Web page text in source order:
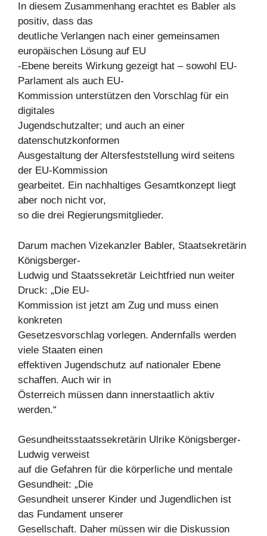
In diesem Zusammenhang erachtet es Babler als
positiv, dass das
deutliche Verlangen nach einer gemeinsamen
europäischen Lösung auf EU
-Ebene bereits Wirkung gezeigt hat – sowohl EU-
Parlament als auch EU-
Kommission unterstützen den Vorschlag für ein
digitales
Jugendschutzalter; und auch an einer
datenschutzkonformen
Ausgestaltung der Altersfeststellung wird seitens
der EU-Kommission
gearbeitet. Ein nachhaltiges Gesamtkonzept liegt
aber noch nicht vor,
so die drei Regierungsmitglieder.
Darum machen Vizekanzler Babler, Staatsekretärin
Königsberger-
Ludwig und Staatssekretär Leichtfried nun weiter
Druck: „Die EU-
Kommission ist jetzt am Zug und muss einen
konkreten
Gesetzesvorschlag vorlegen. Andernfalls werden
viele Staaten einen
effektiven Jugendschutz auf nationaler Ebene
schaffen. Auch wir in
Österreich müssen dann innerstaatlich aktiv
werden.“
Gesundheitsstaatssekretärin Ulrike Königsberger-
Ludwig verweist
auf die Gefahren für die körperliche und mentale
Gesundheit: „Die
Gesundheit unserer Kinder und Jugendlichen ist
das Fundament unserer
Gesellschaft. Daher müssen wir die Diskussion